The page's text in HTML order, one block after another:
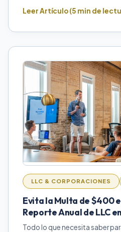
Leer Artículo (5 min de
LLC & CORPORACIONES
Evita la Multa de $400
Reporte Anual de LLC
Todo lo que necesita saber